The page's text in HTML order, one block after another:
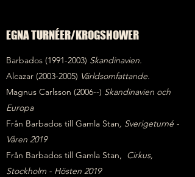
EGNA TURNÉER/KROGSHOWER
Barbados (1991-2003) Skandinavien.
Alcazar (2003-2005) Världsomfattande.
Magnus Carlsson (2006--) Skandinavien och
Europa
Från Barbados till Gamla Stan, Sverigeturné -
Våren 2019
Från Barbados till Gamla Stan, Cirkus,
Stockholm - Hösten 2019